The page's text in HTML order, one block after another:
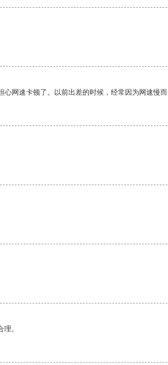
网速卡顿了。以前出差的时候，经常因为网速慢
。